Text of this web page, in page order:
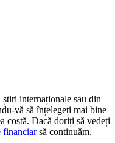
internaționale sau din
vă să înțelegeți mai bine
costă. Dacă doriți să vedeți
financiarsă continuăm.